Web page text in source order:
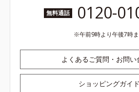
無料通話 0120-
午前9時より午後7時
よくあるご質問・お問い
ショッピングガイド